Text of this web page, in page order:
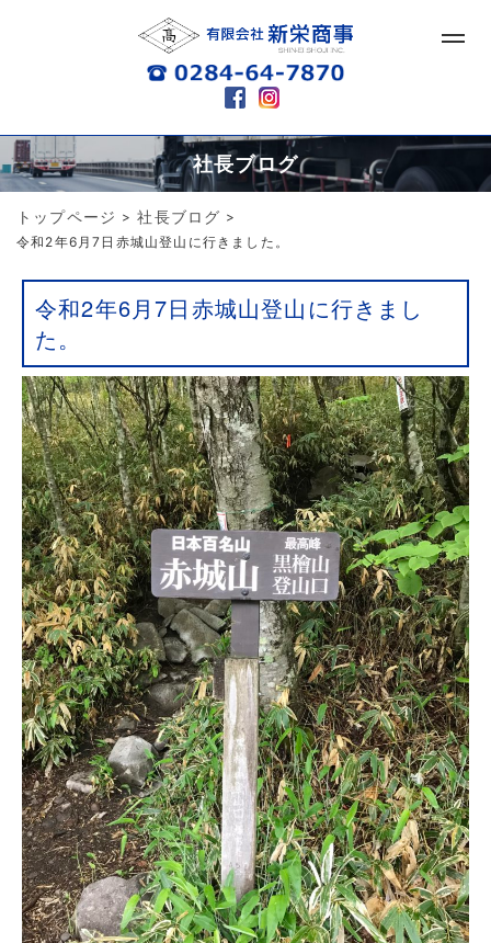
社長ブログ
トップページ > 社長ブログ >
令和2年6月7日赤城山登山に行きました。
令和2年6月7日赤城山登山に行きまし
た。